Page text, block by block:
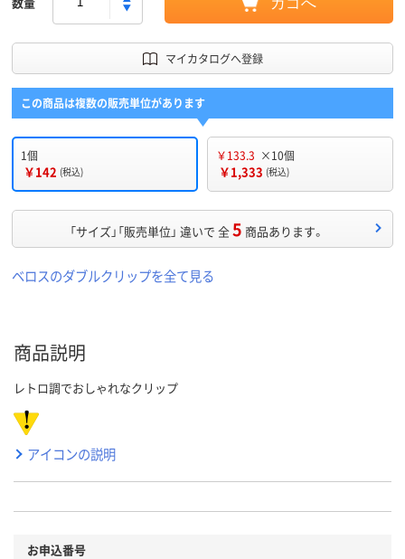
マイカタログへ登録
この商品は複数の販売単位があります
1個
￥142 (税込)
￥133.3 ×10個
￥1,333 (税込)
「サイズ」「販売単位」 違いで 全5 商品あります。
ベロスのダブルクリップを全て見る
商品説明
レトロ調でおしゃれなクリップ
アイコンの説明
お申込番号